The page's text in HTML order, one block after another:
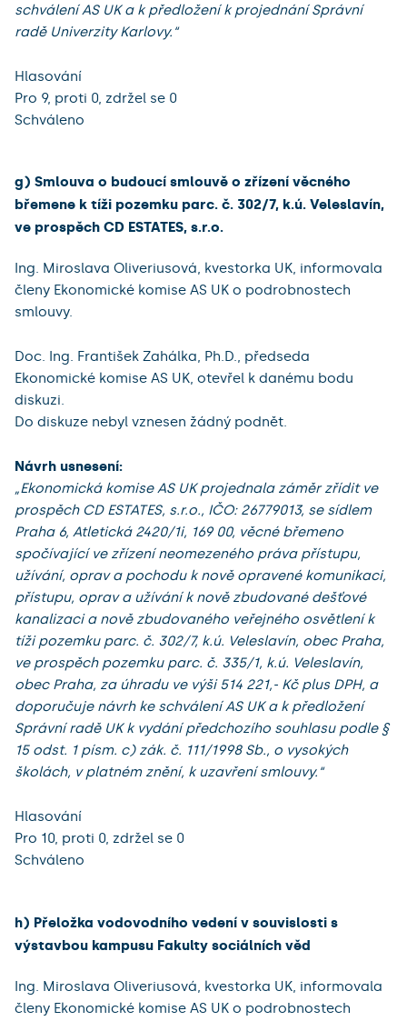
schválení AS UK a k předložení k projednání Správní
radě Univerzity Karlovy.“
Hlasování
Pro 9, proti 0, zdržel se 0
Schváleno
g) Smlouva o budoucí smlouvě o zřízení věcného
břemene k tíži pozemku parc. č. 302/7, k.ú. Veleslavín,
ve prospěch CD ESTATES, s.r.o.
Ing. Miroslava Oliveriusová, kvestorka UK, informovala
členy Ekonomické komise AS UK o podrobnostech
smlouvy.
Doc. Ing. František Zahálka, Ph.D., předseda
Ekonomické komise AS UK, otevřel k danému bodu
diskuzi.
Do diskuze nebyl vznesen žádný podnět.
Návrh usnesení:
„Ekonomická komise AS UK projednala záměr zřídit ve
prospěch CD ESTATES, s.r.o., IČO: 26779013, se sídlem
Praha 6, Atletická 2420/1i, 169 00, věcné břemeno
spočívající ve zřízení neomezeného práva přístupu,
užívání, oprav a pochodu k nově opravené komunikaci,
přístupu, oprav a užívání k nově zbudované dešťové
kanalizaci a nově zbudovaného veřejného osvětlení k
tíži pozemku parc. č. 302/7, k.ú. Veleslavín, obec Praha,
ve prospěch pozemku parc. č. 335/1, k.ú. Veleslavín,
obec Praha, za úhradu ve výši 514 221,- Kč plus DPH, a
doporučuje návrh ke schválení AS UK a k předložení
Správní radě UK k vydání předchozího souhlasu podle §
15 odst. 1 písm. c) zák. č. 111/1998 Sb., o vysokých
školách, v platném znění, k uzavření smlouvy.“
Hlasování
Pro 10, proti 0, zdržel se 0
Schváleno
h) Přeložka vodovodního vedení v souvislosti s
výstavbou kampusu Fakulty sociálních věd
Ing. Miroslava Oliveriusová, kvestorka UK, informovala
členy Ekonomické komise AS UK o podrobnostech